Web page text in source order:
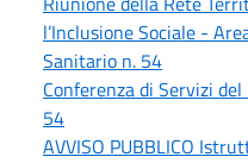
l’Inclusione Sociale -
Sanitario n. 54
Conferenza di Servizi
54
AVVISO PUBBLICO